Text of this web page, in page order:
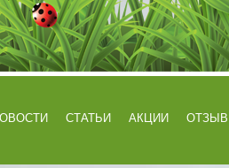
СТАТЬИ АКЦИИ